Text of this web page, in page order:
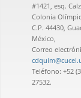
#1421, esq.
Colonia
C.P. 44430,
México,
Correo
Teléfono: +52
27532.